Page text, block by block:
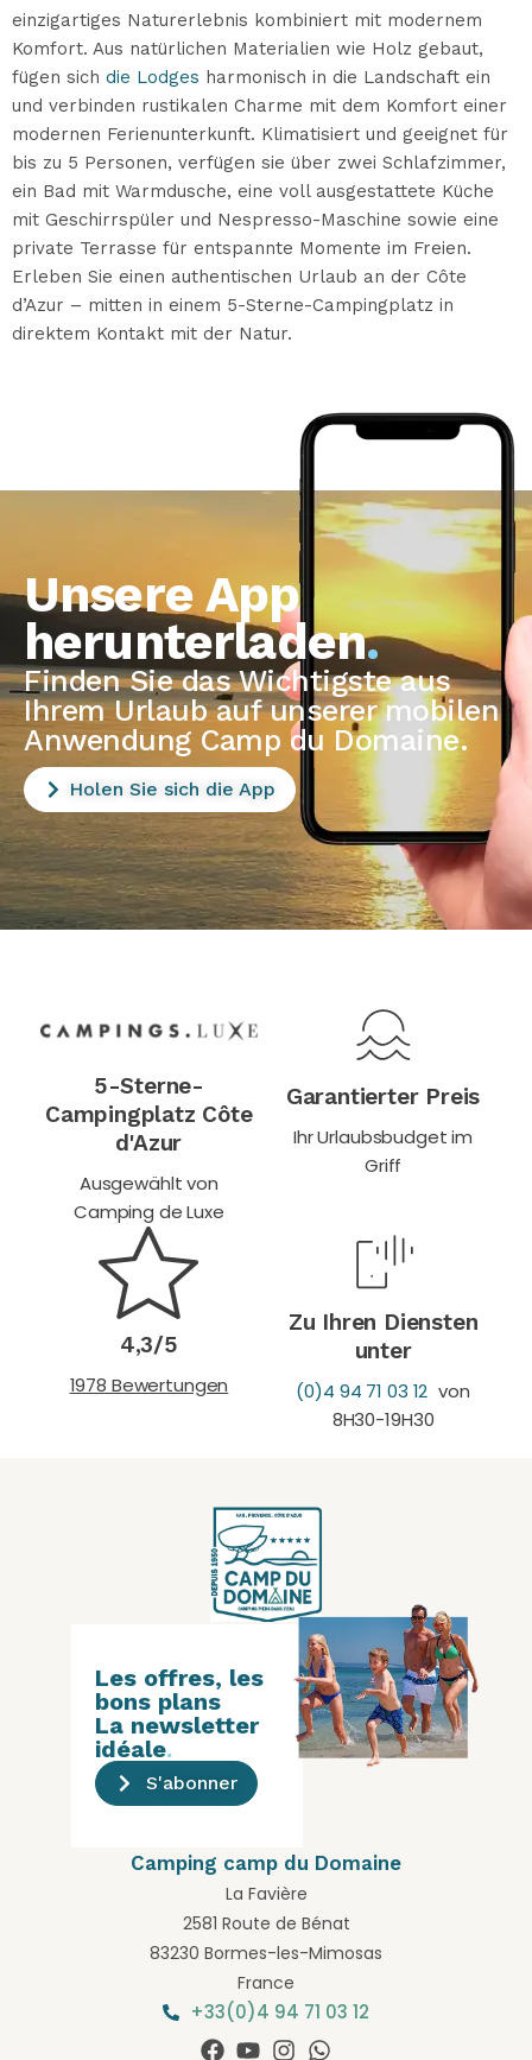
einzigartiges Naturerlebnis kombiniert mit modernem
Komfort. Aus natürlichen Materialien wie Holz gebaut,
fügen sich die Lodges harmonisch in die Landschaft ein
und verbinden rustikalen Charme mit dem Komfort einer
modernen Ferienunterkunft. Klimatisiert und geeignet für
bis zu 5 Personen, verfügen sie über zwei Schlafzimmer,
ein Bad mit Warmdusche, eine voll ausgestattete Küche
mit Geschirrspüler und Nespresso-Maschine sowie eine
private Terrasse für entspannte Momente im Freien.
Erleben Sie einen authentischen Urlaub an der Côte
d’Azur – mitten in einem 5-Sterne-Campingplatz in
direktem Kontakt mit der Natur.
Unsere App
herunterladen.
Finden Sie das Wichtigste aus
Ihrem Urlaub auf unserer mobilen
Anwendung Camp du Domaine.
Holen Sie sich die App
5-Sterne-
Campingplatz Côte
d'Azur
Ausgewählt von
Camping de Luxe
Garantierter Preis
Ihr Urlaubsbudget im
Griff
4,3/5
1978 Bewertungen
Zu Ihren Diensten
unter
(0)4 94 71 03 12 von
8H30-19H30
Camping camp du Domaine
La Favière
2581 Route de Bénat
83230 Bormes-les-Mimosas
France
+33(0)4 94 71 03 12
Les offres, les
bons plans
La newsletter
idéale.
S'abonner